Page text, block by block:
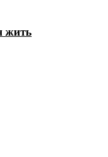
жить